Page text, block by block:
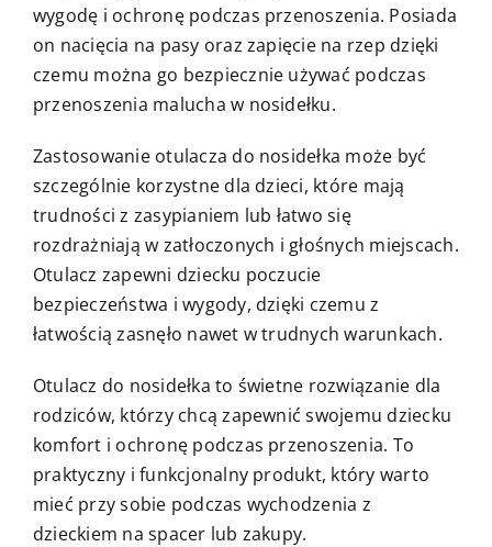
wygodę i ochronę podczas przenoszenia. Posiada
on nacięcia na pasy oraz zapięcie na rzep dzięki
czemu można go bezpiecznie używać podczas
przenoszenia malucha w nosidełku.
Zastosowanie otulacza do nosidełka może być
szczególnie korzystne dla dzieci, które mają
trudności z zasypianiem lub łatwo się
rozdrażniają w zatłoczonych i głośnych miejscach.
Otulacz zapewni dziecku poczucie
bezpieczeństwa i wygody, dzięki czemu z
łatwością zasnęło nawet w trudnych warunkach.
Otulacz do nosidełka to świetne rozwiązanie dla
rodziców, którzy chcą zapewnić swojemu dziecku
komfort i ochronę podczas przenoszenia. To
praktyczny i funkcjonalny produkt, który warto
mieć przy sobie podczas wychodzenia z
dzieckiem na spacer lub zakupy.